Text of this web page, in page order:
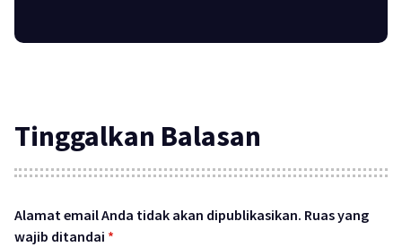
Tinggalkan Balasan
Alamat email Anda tidak akan dipublikasikan. Ruas yang
wajib ditandai *